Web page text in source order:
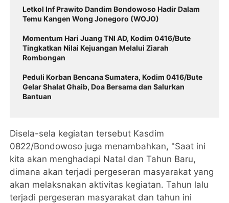
Letkol Inf Prawito Dandim Bondowoso Hadir Dalam
Temu Kangen Wong Jonegoro (WOJO)
Momentum Hari Juang TNI AD, Kodim 0416/Bute
Tingkatkan Nilai Kejuangan Melalui Ziarah
Rombongan
Peduli Korban Bencana Sumatera, Kodim 0416/Bute
Gelar Shalat Ghaib, Doa Bersama dan Salurkan
Bantuan
Disela-sela kegiatan tersebut Kasdim
0822/Bondowoso juga menambahkan, "Saat ini
kita akan menghadapi Natal dan Tahun Baru,
dimana akan terjadi pergeseran masyarakat yang
akan melaksnakan aktivitas kegiatan. Tahun lalu
terjadi pergeseran masyarakat dan tahun ini